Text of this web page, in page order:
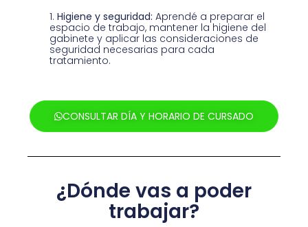
Higiene y seguridad: Aprendé a preparar el
espacio de trabajo, mantener la higiene del
gabinete y aplicar las consideraciones de
seguridad necesarias para cada
tratamiento.
CONSULTAR DÍA Y HORARIO DE CURSADO
¿Dónde vas a poder
trabajar?